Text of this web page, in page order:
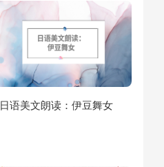
日语美文朗读：伊豆舞女